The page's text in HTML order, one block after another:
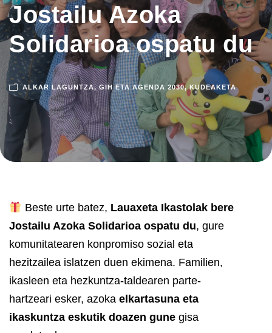
Jostailu Azoka
Solidarioa ospatu du
ALKAR LAGUNTZA, GIH ETA AGENDA 2030, KUDEAKETA
Beste urte batez, Lauaxeta Ikastolak bere
Jostailu Azoka Solidarioa ospatu du, gure
komunitatearen konpromiso sozial eta
hezitzailea islatzen duen ekimena. Familien,
ikasleen eta hezkuntza-taldearen parte-
hartzeari esker, azoka elkartasuna eta
ikaskuntza eskutik doazen gune gisa